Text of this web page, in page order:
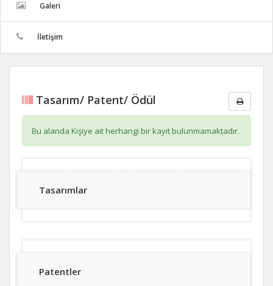
Galeri
İletişim
Tasarım/ Patent/ Ödül
Bu alanda Kişiye ait herhangi bir kayıt bulunmamaktadır.
Tasarımlar
Patentler